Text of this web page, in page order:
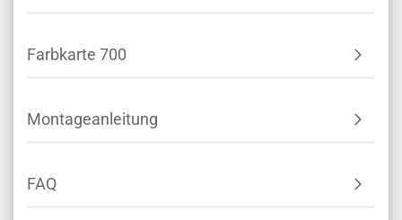
Farbkarte 700
Montageanleitung
FAQ